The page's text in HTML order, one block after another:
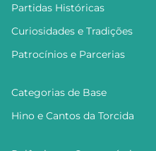
Partidas Históricas
Curiosidades e Tradições
Patrocínios e Parcerias
Categorias de Base
Hino e Cantos da Torcida